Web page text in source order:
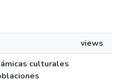
views
culturales